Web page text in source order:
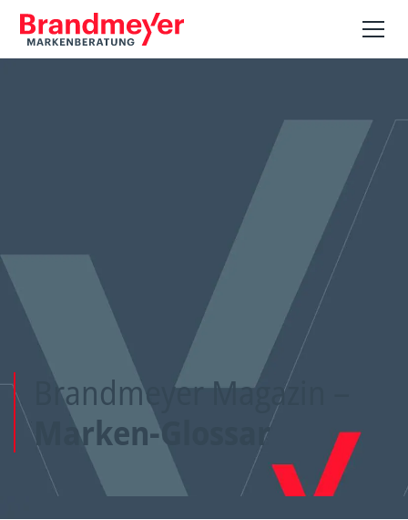
Brandmeyer Magazin –
Marken-Glossar